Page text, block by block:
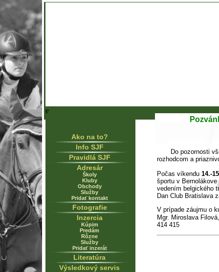
e
Ako na to?
Info SJF
Pravidlá SJF
Adresár
Školy
Kluby
Obchody
Služby
Pridať kontakt
Fotografie
Inzercia
Kúpim
Predám
Rôzne
Služby
Pridať inzerát
Literatúra
Výsledkový servis
Do pozornosti
rozhodcom a
Počas víkendu 14.-
športu v
vedením belgického
Dan Club Bratislava
V prípade záujmu o
Mgr. Miroslava
414 415